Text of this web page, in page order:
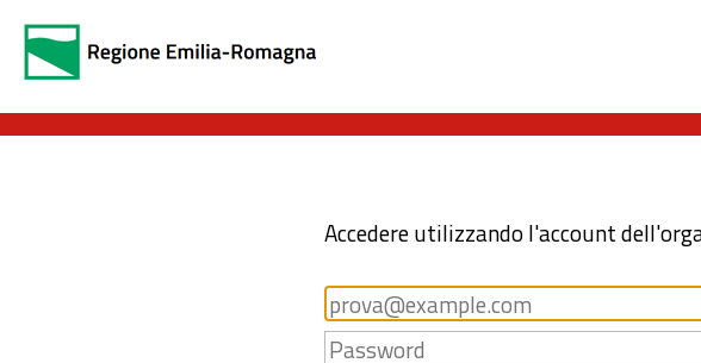
Accedere utilizzando l'account